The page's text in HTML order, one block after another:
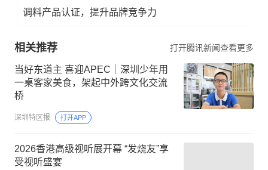
调料产品认证，提升品牌竞争力
相关推荐 打开腾讯新闻查看更多
当好东道主 喜迎APEC｜深圳少年用
一桌客家美食，架起中外跨文化交流
桥
深圳特区报 打开APP
2026香港高级视听展开幕 “发烧友”享
受视听盛宴